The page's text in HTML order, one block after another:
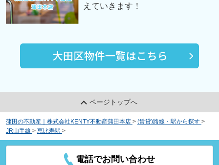
えていきます！
ページトップへ
蒲田の不動産｜株式会社KENTY不動産蒲田本店 > (賃貸)路線・駅から探す >
JR山手線 > 恵比寿駅 >
電話でお問い合わせ